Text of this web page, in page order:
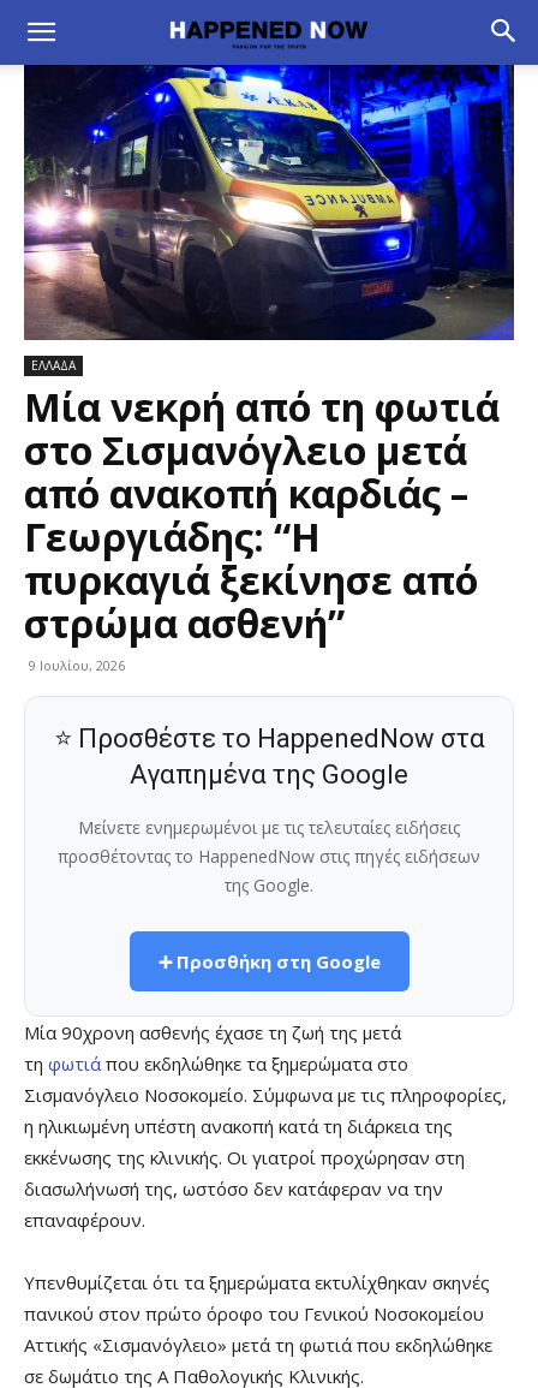
ΕΛΛΑΔΑ
Μία νεκρή από τη φωτιά
στο Σισμανόγλειο μετά
από ανακοπή καρδιάς –
Γεωργιάδης: “Η
πυρκαγιά ξεκίνησε από
στρώμα ασθενή”
9 Ιουλίου, 2026
⭐ Προσθέστε το HappenedNow στα
Αγαπημένα της Google
Μείνετε ενημερωμένοι με τις τελευταίες ειδήσεις
προσθέτοντας το HappenedNow στις πηγές ειδήσεων
της Google.
➕ Προσθήκη στη Google
Μία 90χρονη ασθενής έχασε τη ζωή της μετά
τη φωτιά που εκδηλώθηκε τα ξημερώματα στο
Σισμανόγλειο Νοσοκομείο. Σύμφωνα με τις πληροφορίες,
η ηλικιωμένη υπέστη ανακοπή κατά τη διάρκεια της
εκκένωσης της κλινικής. Οι γιατροί προχώρησαν στη
διασωλήνωσή της, ωστόσο δεν κατάφεραν να την
επαναφέρουν.
Υπενθυμίζεται ότι τα ξημερώματα εκτυλίχθηκαν σκηνές
πανικού στον πρώτο όροφο του Γενικού Νοσοκομείου
Αττικής «Σισμανόγλειο» μετά τη φωτιά που εκδηλώθηκε
σε δωμάτιο της Α Παθολογικής Κλινικής.